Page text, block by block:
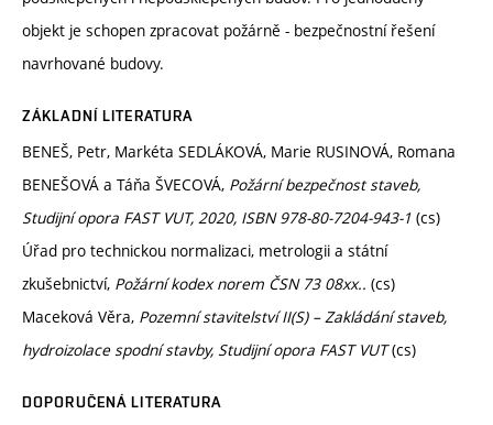
objekt je schopen zpracovat požárně - bezpečnostní řešení
navrhované budovy.
ZÁKLADNÍ LITERATURA
BENEŠ, Petr, Markéta SEDLÁKOVÁ, Marie RUSINOVÁ, Romana
BENEŠOVÁ a Táňa ŠVECOVÁ, Požární bezpečnost staveb,
Studijní opora FAST VUT, 2020, ISBN 978-80-7204-943-1 (cs)
Úřad pro technickou normalizaci, metrologii a státní
zkušebnictví, Požární kodex norem ČSN 73 08xx.. (cs)
Maceková Věra, Pozemní stavitelství II(S) – Zakládání staveb,
hydroizolace spodní stavby, Studijní opora FAST VUT(cs)
DOPORUČENÁ LITERATURA